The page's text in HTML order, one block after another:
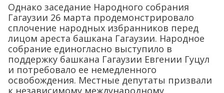
Однако заседание Народного собрания
Гагаузии 26 марта продемонстрировало
сплочение народных избранников перед
лицом ареста башкана Гагаузии. Народное
собрание единогласно выступило в
поддержку башкана Гагаузии Евгении Гуцул
и потребовало ее немедленного
освобождения. Местные депутаты призвали
к независимому международному